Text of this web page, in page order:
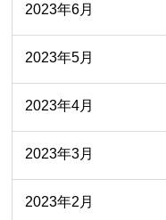
2023年6月
2023年5月
2023年4月
2023年3月
2023年2月